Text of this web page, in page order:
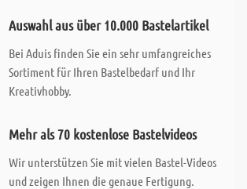
Auswahl aus über 10.000 Bastelartikel
Bei Aduis finden Sie ein sehr umfangreiches
Sortiment für Ihren Bastelbedarf und Ihr
Kreativhobby.
Mehr als 70 kostenlose Bastelvideos
Wir unterstützen Sie mit vielen Bastel-Videos
und zeigen Ihnen die genaue Fertigung.